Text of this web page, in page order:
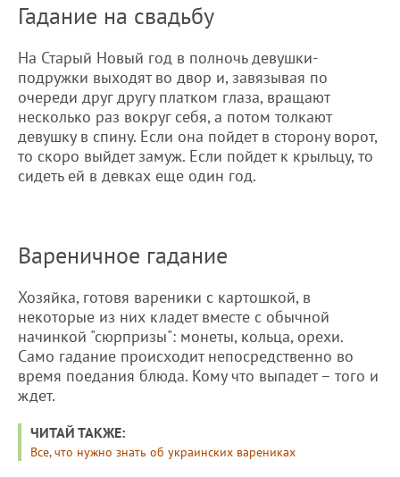
Гадание на свадьбу
На Старый Новый год в полночь девушки-
подружки выходят во двор и, завязывая по
очереди друг другу платком глаза, вращают
несколько раз вокруг себя, а потом толкают
девушку в спину. Если она пойдет в сторону ворот,
то скоро выйдет замуж. Если пойдет к крыльцу, то
сидеть ей в девках еще один год.
Вареничное гадание
Хозяйка, готовя вареники с картошкой, в
некоторые из них кладет вместе с обычной
начинкой "сюрпризы": монеты, кольца, орехи.
Само гадание происходит непосредственно во
время поедания блюда. Кому что выпадет – того и
ждет.
ЧИТАЙ ТАКЖЕ:
Все, что нужно знать об украинских варениках